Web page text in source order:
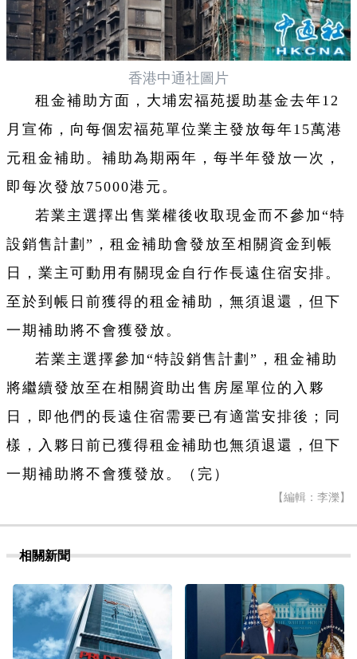
香港中通社圖片
租金補助方面，大埔宏福苑援助基金去年12
月宣佈，向每個宏福苑單位業主發放每年15萬港
元租金補助。補助為期兩年，每半年發放一次，
即每次發放75000港元。
若業主選擇出售業權後收取現金而不參加“特
設銷售計劃”，租金補助會發放至相關資金到帳
日，業主可動用有關現金自行作長遠住宿安排。
至於到帳日前獲得的租金補助，無須退還，但下
一期補助將不會獲發放。
若業主選擇參加“特設銷售計劃”，租金補助
將繼續發放至在相關資助出售房屋單位的入夥
日，即他們的長遠住宿需要已有適當安排後；同
樣，入夥日前已獲得租金補助也無須退還，但下
一期補助將不會獲發放。（完）
【編輯：李濼】
相關新聞